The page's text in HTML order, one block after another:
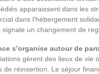
apparaissent dans les
dans l’hébergement
un changement de
s’organise autour de
gèrent des lieux de vie
de réinsertion. Le séjour